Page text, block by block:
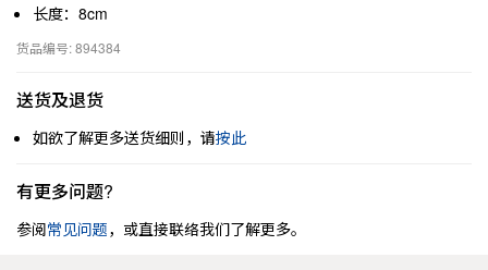
长度：8cm
货品编号: 894384
送货及退货
如欲了解更多送货细则，请按此
有更多问题?
参阅常见问题，或直接联络我们了解更多。